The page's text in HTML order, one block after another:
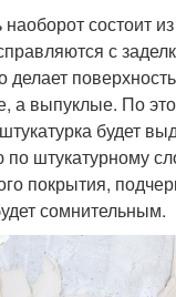
состоит
с
делает
а выпуклые. По
будет
штукатурному
покрытия,
сомнительным.